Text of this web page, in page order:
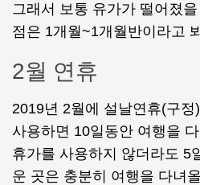
그래서 보통 유가가 떨어졌
점은 1개월~1개월반이라고
2월 연휴
2019년 2월에 설날연휴(구
사용하면 10일동안 여행을
휴가를 사용하지 않더라도 5
운 곳은 충분히 여행을 다녀